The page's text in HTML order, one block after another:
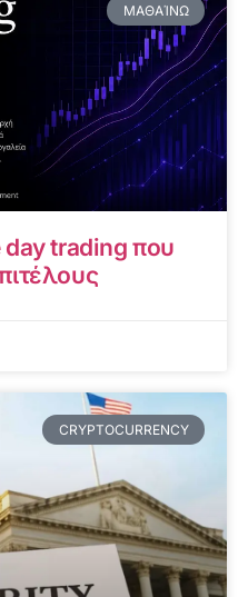
ΜΑΘΑΊΝΩ
day trading που
CRYPTOCURRENCY